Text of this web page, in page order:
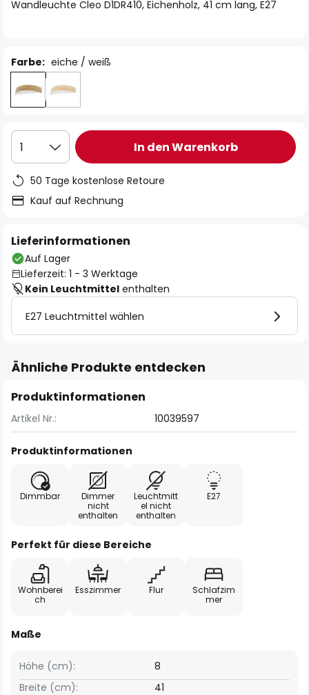
Wandleuchte Cleo D1DR410, Eichenholz, 41 cm lang, E27
Farbe: eiche / weiß
1 In den Warenkorb
50 Tage kostenlose Retoure
Kauf auf Rechnung
Lieferinformationen
Auf Lager
Lieferzeit: 1 - 3 Werktage
Kein Leuchtmittel enthalten
E27 Leuchtmittel wählen
Ähnliche Produkte entdecken
Produktinformationen
Artikel Nr.: 10039597
Produktinformationen
Dimmbar
Dimmer
nicht
enthalten
Leuchtmitt
el nicht
enthalten
E27
Perfekt für diese Bereiche
Wohnberei
ch
Esszimmer Flur
Schlafzim
mer
Maße
Breite (cm): 41
Höhe (cm): 8